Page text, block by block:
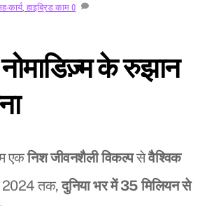
कार्य,हाइब्रिड काम 0
के रुझान
एकनिश जीवनशैली विकल्पसेवैश्विक
2024 तक,दुनिया भर में 35 मिलियन से